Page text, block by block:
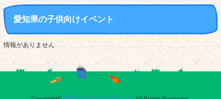
愛知県の子供向けイベント
情報がありません